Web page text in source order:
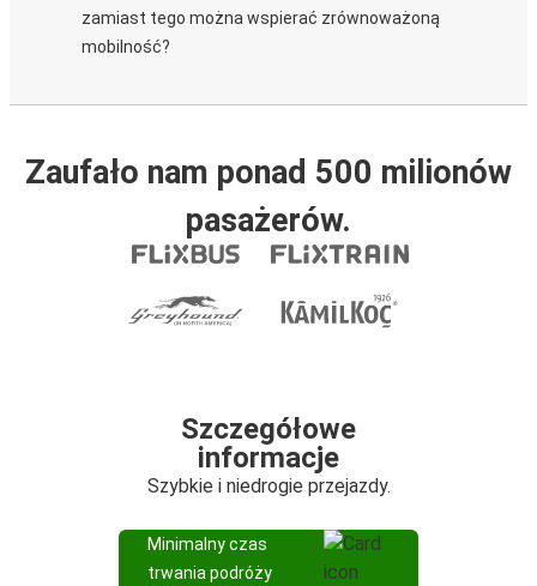
zamiast tego można wspierać zrównoważoną
mobilność?
Zaufało nam ponad 500 milionów
pasażerów.
Szczegółowe
informacje
Szybkie i niedrogie przejazdy.
Minimalny czas
trwania podróży